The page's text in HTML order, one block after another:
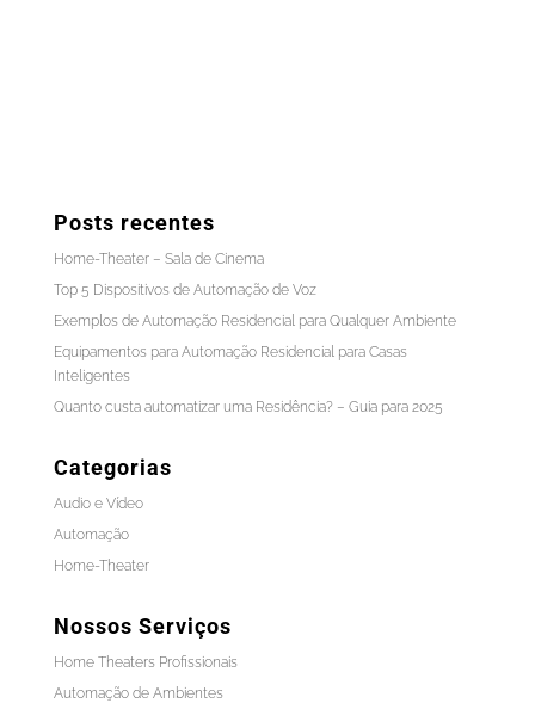
Posts recentes
Home-Theater – Sala de Cinema
Top 5 Dispositivos de Automação de Voz
Exemplos de Automação Residencial para Qualquer Ambiente
Equipamentos para Automação Residencial para Casas
Inteligentes
Quanto custa automatizar uma Residência? – Guia para 2025
Categorias
Audio e Vídeo
Automação
Home-Theater
Nossos Serviços
Home Theaters Profissionais
Automação de Ambientes